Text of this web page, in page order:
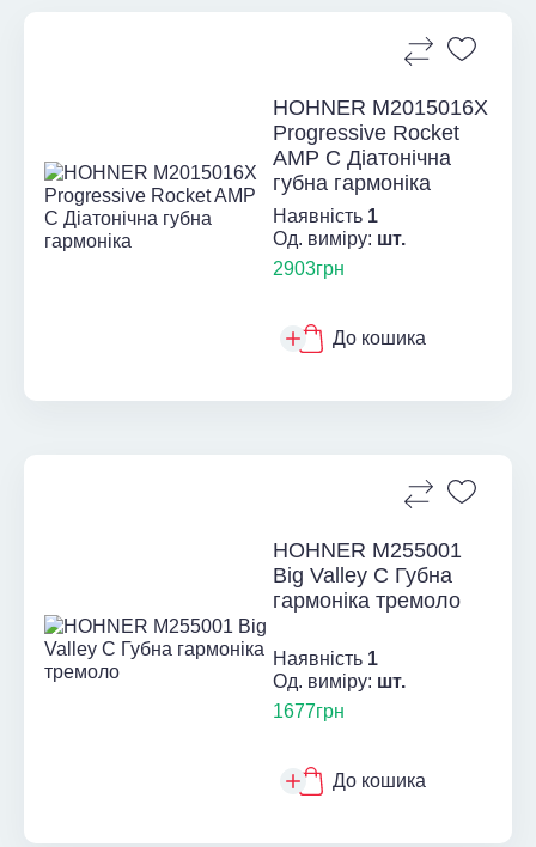
HOHNER M2015016X
Progressive Rocket
AMP C Діатонічна
губна гармоніка
Наявність 1
Од. виміру: шт.
2903грн
До кошика
HOHNER M255001
Big Valley C Губна
гармоніка тремоло
Наявність 1
Од. виміру: шт.
1677грн
До кошика